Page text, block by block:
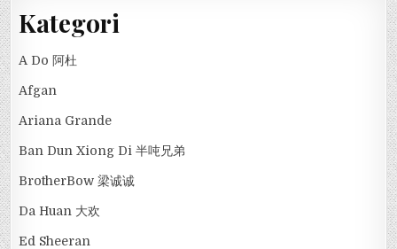
Kategori
A Do 阿杜
Afgan
Ariana Grande
Ban Dun Xiong Di 半吨兄弟
BrotherBow 梁诚诚
Da Huan 大欢
Ed Sheeran